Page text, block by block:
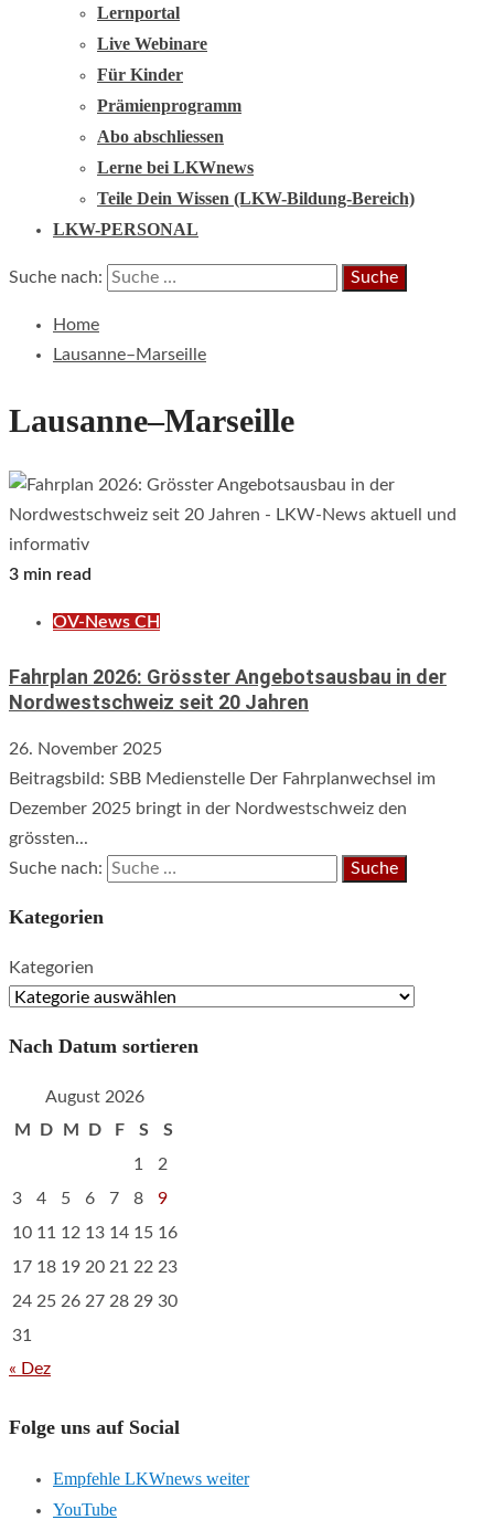
Lernportal
Live Webinare
Für Kinder
Prämienprogramm
Abo abschliessen
Lerne bei LKWnews
Teile Dein Wissen (LKW-Bildung-Bereich)
LKW-PERSONAL
Suche nach:
Home
Lausanne–Marseille
Lausanne–Marseille
3 min read
ÖV-News CH
Fahrplan 2026: Grösster Angebotsausbau in der
Nordwestschweiz seit 20 Jahren
26. November 2025
Beitragsbild: SBB Medienstelle Der Fahrplanwechsel im
Dezember 2025 bringt in der Nordwestschweiz den
grössten...
Suche nach:
Kategorien
Kategorien
Nach Datum sortieren
August 2026
M
D M D F S
S
1
2
3
4 5 6 7 8
9
10 11 12 13 14 15 16
17 18 19 20 21 22 23
24 25 26 27 28 29 30
31
« Dez
Folge uns auf Social
Empfehle LKWnews weiter
YouTube